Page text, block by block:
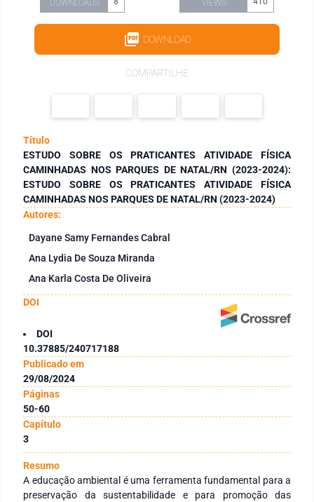
DOWNLOADS VIEWS
DOWNLOAD
COMPARTILHE
Título
ESTUDO SOBRE OS PRATICANTES ATIVIDADE FÍSICA
CAMINHADAS NOS PARQUES DE NATAL/RN (2023-2024):
ESTUDO SOBRE OS PRATICANTES ATIVIDADE FÍSICA
CAMINHADAS NOS PARQUES DE NATAL/RN (2023-2024)
Autores:
Dayane Samy Fernandes Cabral
Ana Lydia De Souza Miranda
Ana Karla Costa De Oliveira
DOI
DOI
10.37885/240717188
Publicado em
29/08/2024
Páginas
50-60
Capítulo
3
Resumo
A educação ambiental é uma ferramenta fundamental para a
preservação da sustentabilidade e para promoção das